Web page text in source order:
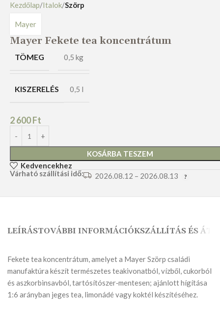
Kezdőlap Italok Szörp
Mayer Fekete tea koncentrátum
Mayer
TÖMEG 0,5 kg
KISZERELÉS 0,5 l
2 600Ft
KOSÁRBA TESZEM
Kedvencekhez
Várható szállítási idő:
2026.08.12 – 2026.08.13
LEÍRÁSTOVÁBBI INFORMÁCIÓKSZÁLLÍTÁS ÉS
Fekete tea koncentrátum, amelyet a Mayer Szörp családi
manufaktúra készít természetes teakivonatból, vízből, cukorból
és aszkorbinsavból, tartósítószer‑mentesen; ajánlott hígítása
1:6 arányban jeges tea, limonádé vagy koktél készítéséhez.